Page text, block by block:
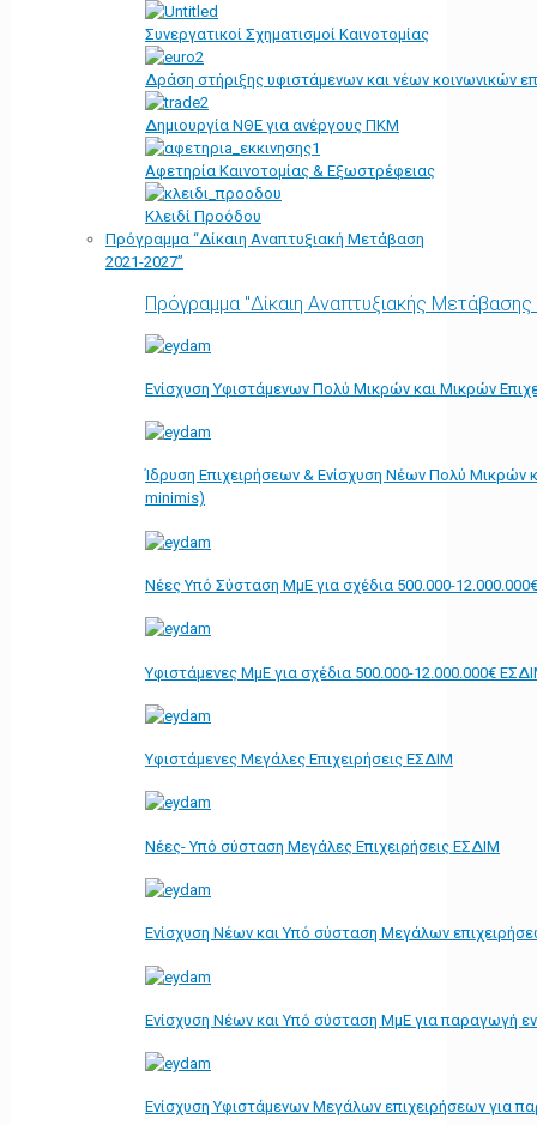
Συνεργατικοί Σχηματισμοί Καινοτομίας
Δράση στήριξης υφιστάμενων και νέων κοινωνικών
Δημιουργία ΝΘΕ για ανέργους ΠΚΜ
Αφετηρία Kαινοτομίας & Εξωστρέφειας
Κλειδί Προόδου
Πρόγραμμα “Δίκαιη Αναπτυξιακή Μετάβαση
2021-2027”
Πρόγραμμα "Δίκαιη Αναπτυξιακής
Ενίσχυση Υφιστάμενων Πολύ Μικρών και Μικρών
Ίδρυση Επιχειρήσεων & Ενίσχυση Νέων Πολύ Μικρών
minimis)
Νέες Υπό Σύσταση ΜμΕ για σχέδια 500.000-
Υφιστάμενες ΜμΕ για σχέδια 500.000-12.000.000€
Υφιστάμενες Μεγάλες Επιχειρήσεις ΕΣΔΙΜ
Νέες- Υπό σύσταση Μεγάλες Επιχειρήσεις ΕΣΔΙΜ
Ενίσχυση Νέων και Υπό σύσταση Μεγάλων
Ενίσχυση Νέων και Υπό σύσταση ΜμΕ για παραγωγή
Ενίσχυση Υφιστάμενων Μεγάλων επιχειρήσεων για